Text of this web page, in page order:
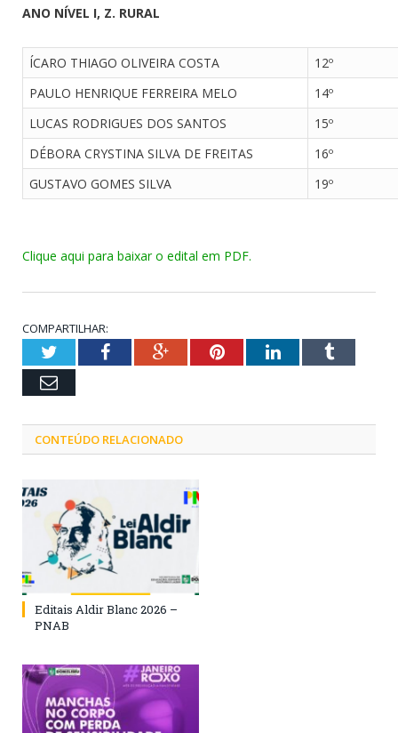
ANO NÍVEL I, Z. RURAL
ÍCARO THIAGO OLIVEIRA COSTA
12º
PAULO HENRIQUE FERREIRA MELO
14º
LUCAS RODRIGUES DOS SANTOS
15º
DÉBORA CRYSTINA SILVA DE FREITAS
16º
GUSTAVO GOMES SILVA
19º
Clique aqui para baixar o edital em PDF.
COMPARTILHAR:
TwitterFacebookGoogle+PinterestLinkedInTumblr
Email
CONTEÚDO RELACIONADO
Editais Aldir Blanc 2026 –
PNAB